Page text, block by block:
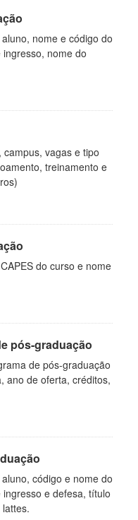
nome e código do
nome do
vagas e tipo
treinamento e
do curso e nome
pós-graduação
de pós-graduação
ano de oferta, créditos,
código e nome do
e defesa, título